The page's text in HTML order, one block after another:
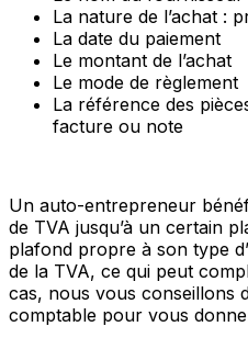
La nature de l’achat :
La date du paiement
Le montant de l’achat
Le mode de règlement
La référence des
facture ou note
Un auto-entrepreneur
de TVA jusqu’à un certain
plafond propre à son type
de la TVA, ce qui peut
cas, nous vous conseillons
comptable pour vous